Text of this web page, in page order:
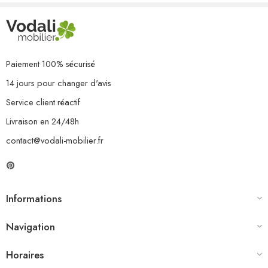
Paiement 100% sécurisé
14 jours pour changer d'avis
Service client réactif
Livraison en 24/48h
contact@vodali-mobilier.fr
Informations
Navigation
Horaires